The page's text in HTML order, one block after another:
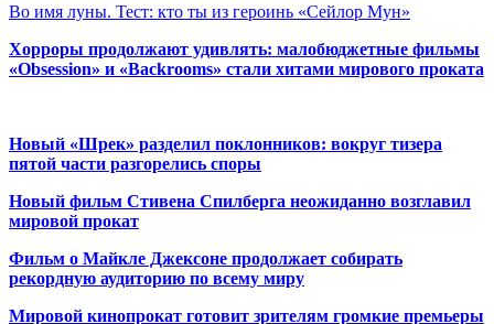
Во имя луны. Тест: кто ты из героинь «Сейлор Мун»
Хорроры продолжают удивлять: малобюджетные фильмы
«Obsession» и «Backrooms» стали хитами мирового проката
Новый «Шрек» разделил поклонников: вокруг тизера
пятой части разгорелись споры
Новый фильм Стивена Спилберга неожиданно возглавил
мировой прокат
Фильм о Майкле Джексоне продолжает собирать
рекордную аудиторию по всему миру
Мировой кинопрокат готовит зрителям громкие премьеры